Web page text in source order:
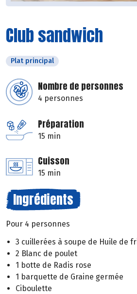
Club sandwich
Plat principal
Nombre de personnes
4 personnes
Préparation
15 min
Cuisson
15 min
Ingrédients
Pour 4 personnes
3 cuillerées à soupe de Huile de
2 Blanc de poulet
1 botte de Radis rose
1 barquette de Graine germée
Ciboulette